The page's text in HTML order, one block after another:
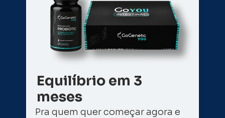
Equilíbrio em 3
meses
Pra quem quer começar agora e